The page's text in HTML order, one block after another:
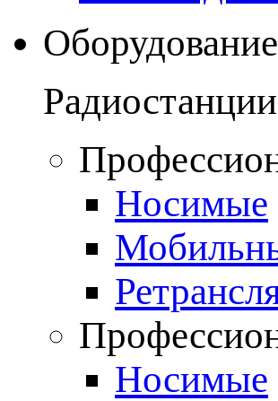
Радиостанции
Носимые
Носимые